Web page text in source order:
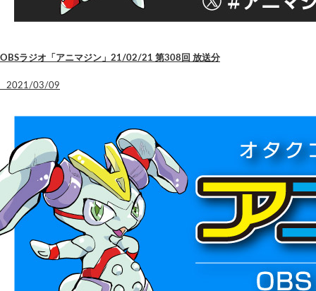
OBSラジオ「アニマジン」21/02/21 第308回 放送分
2021/03/09